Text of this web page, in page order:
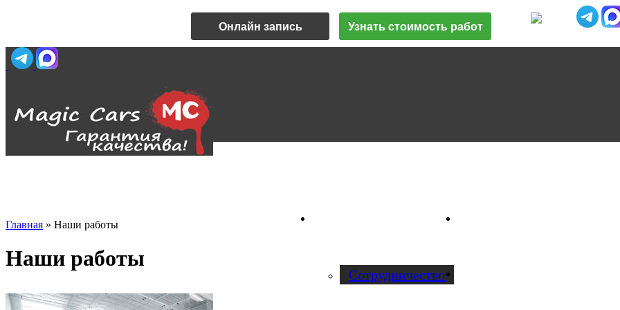
Онлайн запись Узнать стоимость работ
Cотрудничество
Главная » Наши работы
Наши работы